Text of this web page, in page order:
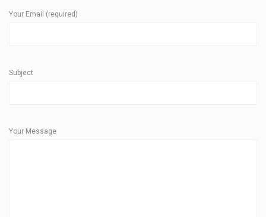
Your Email (required)
Subject
Your Message